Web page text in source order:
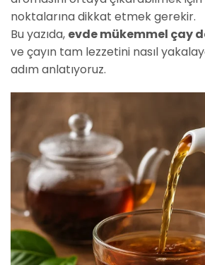
noktalarına dikkat etmek gerekir.
Bu yazıda, evde mükemmel çay
ve çayın tam lezzetini nasıl
adım anlatıyoruz.